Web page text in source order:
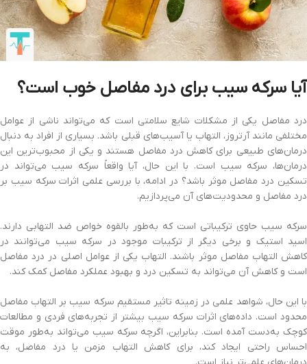
آیا سرکه سیب برای درد مفاصل خوب است؟
درد مفاصل یکی از مشکلات شایع سلامتی است که می‌تواند ناشی از عوامل
مختلفی مانند آرتروز، التهاب یا آسیب‌های قبلی باشد. بسیاری از افراد به دنبال
درمان‌های طبیعی برای کاهش درد مفاصل هستند و یکی از محبوب‌ترین این
درمان‌ها، سرکه سیب است. با این حال، آیا واقعاً سرکه سیب می‌تواند در
تسکین درد مفاصل موثر باشد؟ در ادامه، با بررسی علمی اثرات سرکه سیب بر
درد مفاصل و محدودیت‌های آن می‌پردازیم.
سرکه سیب حاوی ترکیباتی است که به‌طور بالقوه خواص ضد التهابی دارند.
اسید استیک و برخی دیگر از ترکیبات موجود در سرکه سیب می‌توانند در
کاهش التهاب مفاصل موثر باشند. التهاب یکی از عوامل اصلی در درد مفاصل
است و کاهش آن می‌تواند به تسکین درد و بهبود عملکرد مفاصل کمک کند.
با این حال، شواهد علمی در زمینه تاثیر مستقیم سرکه سیب بر التهاب مفاصل
محدود است. داده‌های اثرات سرکه سیب بیشتر از تجربه‌های فردی و مطالعات
کوچک به‌دست آمده است. بنابراین، اگرچه سرکه سیب می‌تواند به‌طور موقت
احساس راحتی ایجاد کند، برای کاهش التهاب مزمن یا درد مفاصل، به